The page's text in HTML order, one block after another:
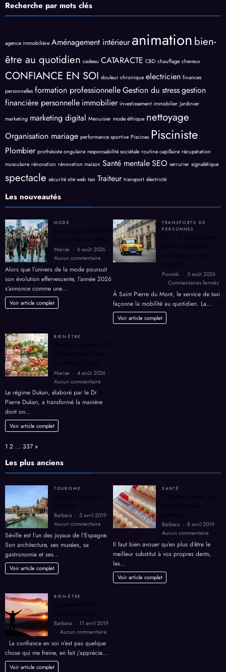
Recherche par mots clés
agence immobilière Aménagement intérieur animation bien-
être au quotidien cadeau CATARACTE CBD chauffage cheveux
CONFIANCE EN SOI douleur chronique electricien finances
personnelles formation professionnelleGestion du stressgestion
financière personnelle immobilier investissement immobilier Jardinier
marketing marketing digital Menuisier mode éthique nettoyage
Organisation mariage performance sportive Piscines Pisciniste
Plombier prothésiste ongulaire responsabilité sociétale routine capillaire récupération
musculaire rénovation rénovation maison Santé mentaleSEO serrurier signalétique
spectacle sécurité site web taxi Traiteur transport électricté
Les nouveautés
MODE
Les marques de mode
qui montent en 2026
Marise
6 août 2026
Aucun commentaire
Les
marques
de
montent
Alors que l’univers de la mode poursuit
son évolution effervescente, l’année 2026
s’annonce comme une…
Voir article complet
TRANSPORTS DE
PERSONNES
Taxi : la philosophie
de Taxi Castagnos
expliquée par son
dirigeant
Povoski
5 août 2026
Commentaires ferméssur
Taxi
À Saint Pierre du Mont, le service de taxi
façonne la mobilité au quotidien. La…
Voir article complet
BIEN-ËTRE
Analyse complète 100
aliments permis dans
la méthode Dukan
Marise
4 août 2026
Aucun commentaire
100
Le régime Dukan, élaboré par le Dr
Pierre Dukan, a transformé la manière
dont on…
Voir article complet
Page:
1 2 … 337 Next
»
Les plus anciens
TOURISME
Séjours à Séville en
Espagne.
Barbara
5 avril 2019
Aucun commentaire
Espagne.
Séville est l’un des joyaux de l’Espagne.
Son architecture, ses musées, sa
gastronomie et ses…
Voir article complet
SANTÉ
Comment trouver une
bonne prothèse
dentaire.
Barbara
8 avril 2019
Aucun commentaire
une
Il faut bien avouer qu’en plus d’être le
meilleur substitut à vos propres dents,
les…
Voir article complet
BIEN-ËTRE
Le pouvoir de la
confiance en soi
Barbara
11 avril 2019
Aucun commentaire
de
La confiance en soi n’est pas quelque
chose qui me freine, en fait j’apprécie…
Voir article complet